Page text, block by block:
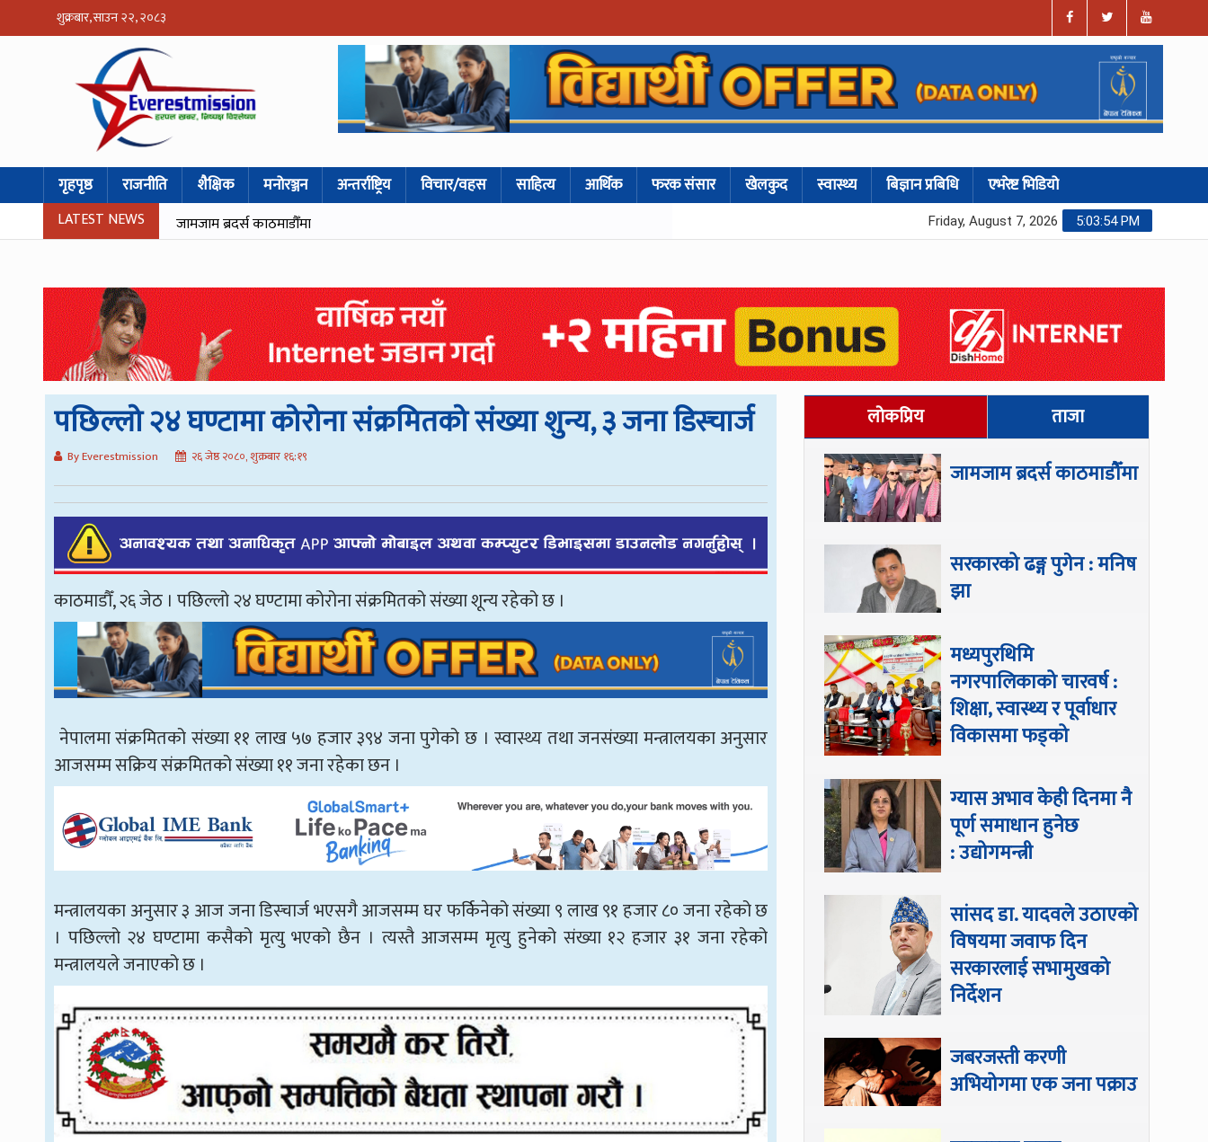
शुक्रबार, साउन २२, २०८३
गृहपृष्ठ राजनीति शैक्षिक मनोरञ्जन अन्तर्राष्ट्रिय विचार/वहस साहित्य आर्थिक फरक संसार खेलकुद स्वास्थ्य बिज्ञान प्रबिधि एभरेष्ट भिडियो
LATEST NEWS जामजाम ब्रदर्स काठमाडौँमा 5:03:55 PM
Friday, August 7, 2026
पछिल्लो २४ घण्टामा कोरोना संक्रमितको संख्या शुन्य, ३ जना डिस्चार्ज
By Everestmission २६ जेष्ठ २०८०, शुक्रबार १६:१९
काठमाडौँ, २६ जेठ । पछिल्लो २४ घण्टामा कोरोना संक्रमितको संख्या शून्य रहेको छ ।
नेपालमा संक्रमितको संख्या ११ लाख ५७ हजार ३९४ जना पुगेको छ । स्वास्थ्य तथा जनसंख्या मन्त्रालयका अनुसार
आजसम्म सक्रिय संक्रमितको संख्या ११ जना रहेका छन ।
मन्त्रालयका अनुसार ३ आज जना डिस्चार्ज भएसगै आजसम्म घर फर्किनेको संख्या ९ लाख ९१ हजार ८० जना रहेको छ
। पछिल्लो २४ घण्टामा कसैको मृत्यु भएको छैन । त्यस्तै आजसम्म मृत्यु हुनेको संख्या १२ हजार ३१ जना रहेको
मन्त्रालयले जनाएको छ ।
लोकप्रिय ताजा
जामजाम ब्रदर्स काठमाडौँमा
सरकारको ढङ्ग पुगेन : मनिष
झा
मध्यपुरथिमि
नगरपालिकाको चारवर्ष :
शिक्षा, स्वास्थ्य र पूर्वाधार
विकासमा फड्को
ग्यास अभाव केही दिनमा नै
पूर्ण समाधान हुनेछ
: उद्योगमन्त्री
सांसद डा‍‍. यादवले उठाएको
विषयमा जवाफ दिन
सरकारलाई सभामुखको
निर्देशन
जबरजस्ती करणी
अभियोगमा एक जना पक्राउ